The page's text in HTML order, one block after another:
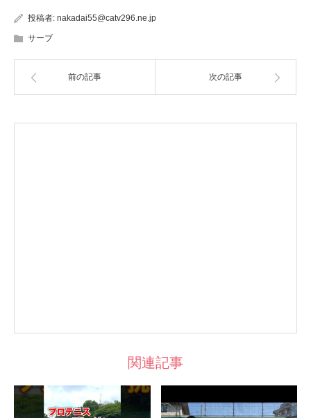
投稿者: nakadai55@catv296.ne.jp
サーブ
前の記事 次の記事
関連記事